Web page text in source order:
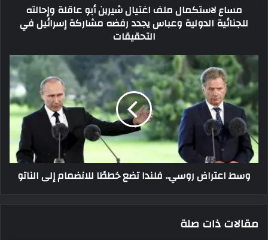
مساع لاستكمال ملف اغتيال شيرين أبو عاقلة وإحالته
للجنائية الدولية وعباس يجدد رفضه مشاركة إسرائيل في
التحقيقات
وسط اعتراض روسي.. فلندا تضع خططًا للانضمام إلى الناتو
مقالات ذات صلة